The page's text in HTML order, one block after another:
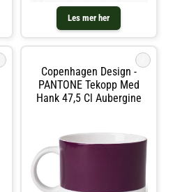
Les mer her
personlige farge til
favorittkoppen. Hver kopp er i
fineste benporselen.
Copenhagen Design -
PANTONE Tekopp Med
Hank 47,5 Cl Aubergine